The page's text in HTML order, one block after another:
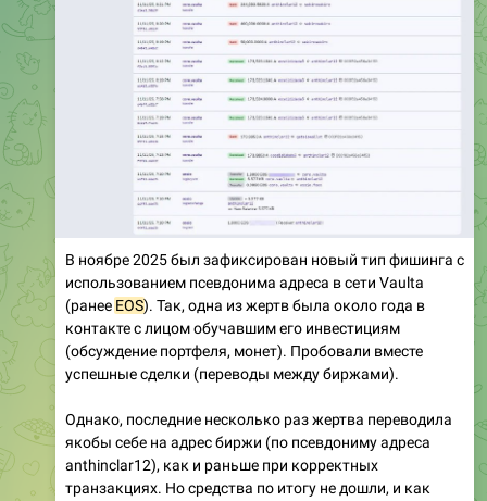
В ноябре 2025 был зафиксирован новый тип фишинга с
использованием псевдонима адреса в сети Vaulta
(ранее EOS). Так, одна из жертв была около года в
контакте с лицом обучавшим его инвестициям
(обсуждение портфеля, монет). Пробовали вместе
успешные сделки (переводы между биржами).
Однако, последние несколько раз жертва переводила
якобы себе на адрес биржи (по псевдониму адреса
anthinclar12), как и раньше при корректных
транзакциях. Но средства по итогу не дошли, и как